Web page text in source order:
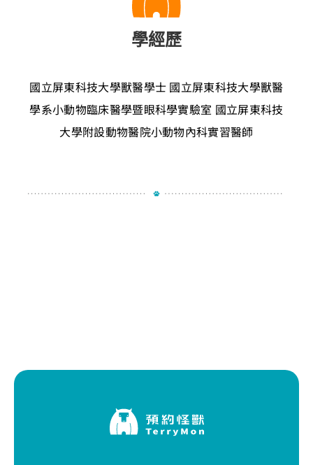
學經歷
國立屏東科技大學獸醫學士 國立屏東科技大學獸醫
學系小動物臨床醫學暨眼科學實驗室 國立屏東科技
大學附設動物醫院小動物內科實習醫師